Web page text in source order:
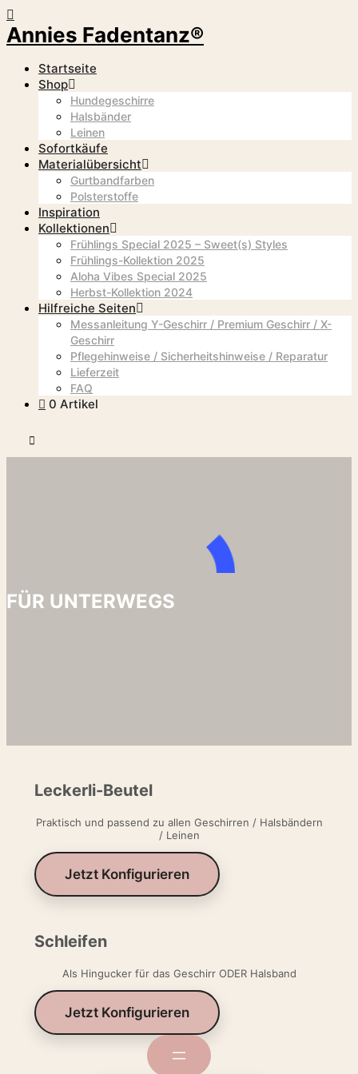
Annies Fadentanz®
Startseite
Shop
Hundegeschirre
Halsbänder
Leinen
Sofortkäufe
Materialübersicht
Gurtbandfarben
Polsterstoffe
Inspiration
Kollektionen
Frühlings Special 2025 – Sweet(s) Styles
Frühlings-Kollektion 2025
Aloha Vibes Special 2025
Herbst-Kollektion 2024
Hilfreiche Seiten
Messanleitung Y-Geschirr / Premium Geschirr / X-
Geschirr
Pflegehinweise / Sicherheitshinweise / Reparatur
Lieferzeit
FAQ
0 Artikel
FÜR UNTERWEGS
Leckerli-Beutel
Praktisch und passend zu allen Geschirren / Halsbändern
/ Leinen
Jetzt Konfigurieren
Schleifen
Als Hingucker für das Geschirr ODER Halsband
Jetzt Konfigurieren